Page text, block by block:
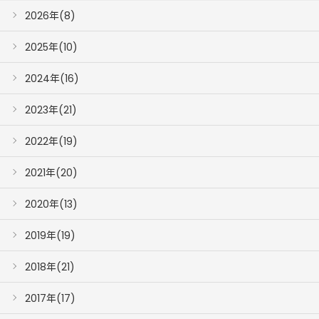
2026年(8)
2025年(10)
2024年(16)
2023年(21)
2022年(19)
2021年(20)
2020年(13)
2019年(19)
2018年(21)
2017年(17)